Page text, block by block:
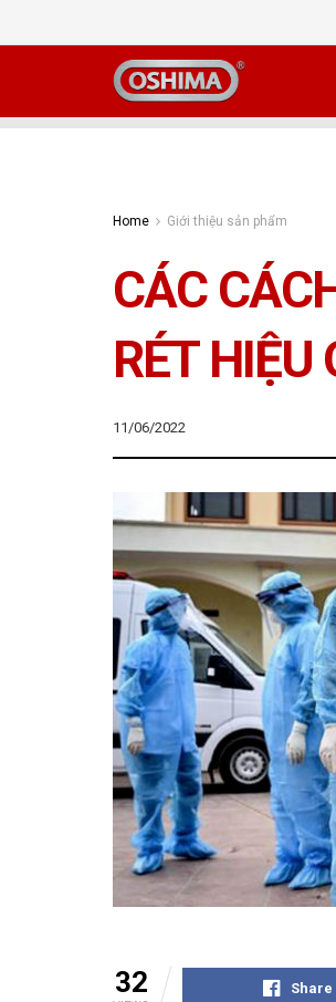
Home Giới thiệu sản phẩm
CÁC
RÉT HIỆU
11/06/2022
32 Share